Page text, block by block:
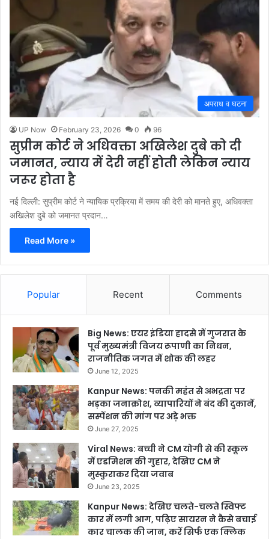
अपराध व घटना
UP Now February 23, 2026 0 96
सुप्रीम कोर्ट ने अधिवक्ता अखिलेश दुबे को दी
जमानत, न्याय में देरी नहीं होती लेकिन न्याय
जरूर होता है
नई दिल्ली: सुप्रीम कोर्ट ने न्यायिक प्रक्रिया में समय की देरी को मानते हुए, अधिवक्ता
अखिलेश दुबे को जमानत प्रदान…
Read More »
Popular Recent Comments
Big News: एयर इंडिया हादसे में गुजरात के
पूर्व मुख्यमंत्री विजय रूपाणी का निधन,
राजनीतिक जगत में शोक की लहर
June 12, 2025
Kanpur News: पनकी महंत से अभद्रता पर
भड़का जनाक्रोश, व्यापारियों ने बंद की दुकानें,
सस्पेंशन की मांग पर अड़े भक्त
June 27, 2025
Viral News: बच्ची ने CM योगी से की स्कूल
में एडमिशन की गुहार, देखिए CM ने
मुस्कुराकर दिया जवाब
June 23, 2025
Kanpur News: देखिए चलते-चलते स्विफ्ट
कार में लगी आग, पढ़िए सायरन ने कैसे बचाई
कार चालक की जान, करें सिर्फ एक क्लिक